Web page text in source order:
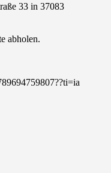
33 in 37083
abholen.